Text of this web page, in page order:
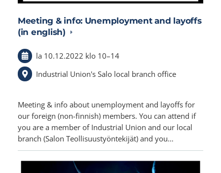
Meeting & info: Unemployment and layoffs
(in english)
la 10.12.2022 klo 10–14
Industrial Union's Salo local branch office
Meeting & info about unemployment and layoffs for
our foreign (non-finnish) members. You can attend if
you are a member of Industrial Union and our local
branch (Salon Teollisuustyöntekijät) and you…